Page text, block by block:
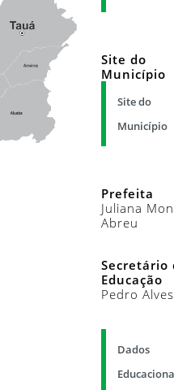
Site do
Município
Site do
Município
Prefeita
Juliana
Abreu
Secretário
Educação
Pedro
Dados